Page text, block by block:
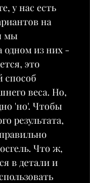
у нас есть
на
мы
одном из них -
это
способ
веса. Но,
'но'. Чтобы
результата,
Что ж,
в детали и